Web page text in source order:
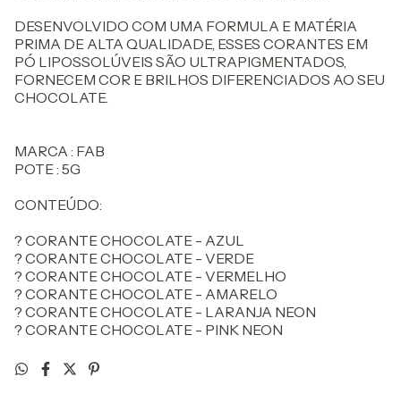
DESENVOLVIDO COM UMA FORMULA E MATÉRIA
PRIMA DE ALTA QUALIDADE, ESSES CORANTES EM
PÓ LIPOSSOLÚVEIS SÃO ULTRAPIGMENTADOS,
FORNECEM COR E BRILHOS DIFERENCIADOS AO SEU
CHOCOLATE.
MARCA : FAB
POTE : 5G
CONTEÚDO:
? CORANTE CHOCOLATE - AZUL
? CORANTE CHOCOLATE - VERDE
? CORANTE CHOCOLATE - VERMELHO
? CORANTE CHOCOLATE - AMARELO
? CORANTE CHOCOLATE - LARANJA NEON
? CORANTE CHOCOLATE - PINK NEON